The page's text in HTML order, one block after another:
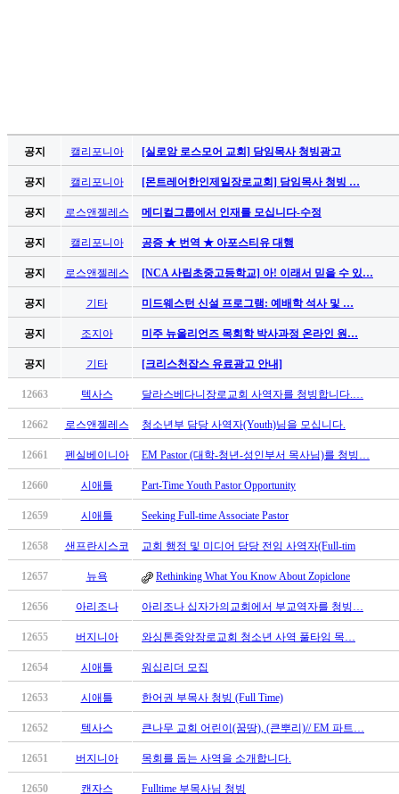
공지 캘리포니아 [실로암 로스모어 교회] 담임목사 청빙광고
공지 캘리포니아 [몬트레어한인제일장로교회] 담임목사 청빙 …
공지 로스앤젤레스 메디컬그룹에서 인재를 모십니다-수정
공지 캘리포니아 공증 ★ 번역 ★ 아포스티유 대행
공지 로스앤젤레스 [NCA 사립초중고등학교] 아! 이래서 믿을 수 있…
공지 기타 미드웨스턴 신설 프로그램: 예배학 석사 및 …
공지 조지아 미주 뉴올리언즈 목회학 박사과정 온라인 원…
공지 기타 [크리스천잡스 유료광고 안내]
12663 텍사스 달라스베다니장로교회 사역자를 청빙합니다.…
12662 로스앤젤레스 청소년부 담당 사역자(Youth)님을 모십니다.
12661 펜실베이니아 EM Pastor (대학-청년-성인부서 목사님)를 청빙…
12660 시애틀 Part-Time Youth Pastor Opportunity
12659 시애틀 Seeking Full-time Associate Pastor
12658 샌프란시스코 교회 행정 및 미디어 담당 전임 사역자(Full-tim
12657 뉴욕 Rethinking What You Know About Zopiclone
12656 아리조나 아리조나 십자가의교회에서 부교역자를 청빙…
12655 버지니아 와싱톤중앙장로교회 청소년 사역 풀타임 목…
12654 시애틀 워십리더 모집
12653 시애틀 한어권 부목사 청빙 (Full Time)
12652 텍사스 큰나무 교회 어린이(꿈땅), (큰뿌리)// EM 파트…
12651 버지니아 목회를 돕는 사역을 소개합니다.
12650 캔자스 Fulltime 부목사님 청빙